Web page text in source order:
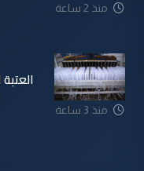
منذ 2 ساعة
منذ 3 ساعة